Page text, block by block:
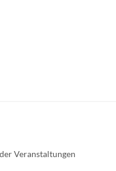
Veranstaltungen